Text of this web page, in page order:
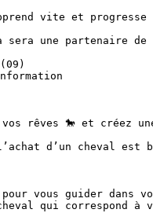
vite et progresse
une partenaire
vos rêves 🐎 et
d’un cheval
pour vous guider dans
qui correspond